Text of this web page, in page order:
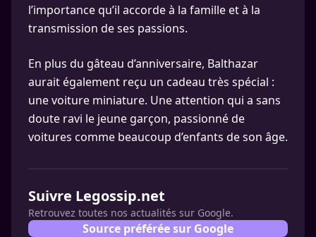
l’importance qu’il accorde à la famille et à la
transmission de ses passions.
En plus du gâteau d’anniversaire, Balthazar
aurait également reçu un cadeau très spécial :
une voiture miniature. Une attention qui a sans
doute ravi le jeune garçon, passionné de
voitures comme beaucoup d’enfants de son âge.
Suivre Legossip.net
Retrouvez toutes nos actualités sur Google.
Source préférée sur Google